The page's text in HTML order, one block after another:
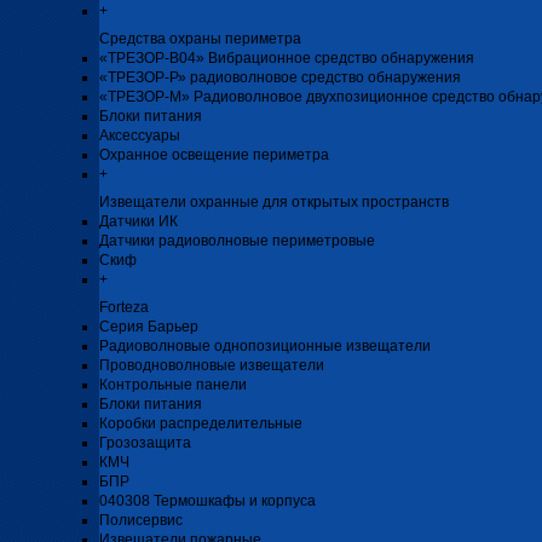
+
Средства охраны периметра
«ТРЕЗОР-В04» Вибрационное средство обнаружения
«ТРЕЗОР-Р» радиоволновое средство обнаружения
«ТРЕЗОР-М» Радиоволновое двухпозиционное средство
Блоки питания
Аксессуары
Охранное освещение периметра
+
Извещатели охранные для открытых пространств
Датчики ИК
Датчики радиоволновые периметровые
Скиф
+
Forteza
Серия Барьер
Радиоволновые однопозиционные извещатели
Проводноволновые извещатели
Контрольные панели
Блоки питания
Коробки распределительные
Грозозащита
КМЧ
БПР
040308 Термошкафы и корпуса
Полисервис